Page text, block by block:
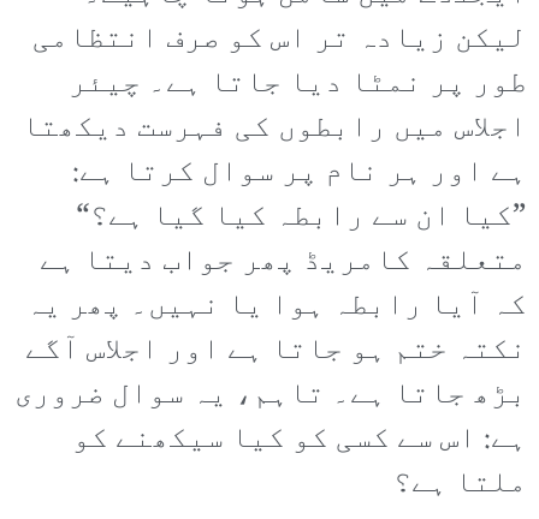
لیکن زیادہ تر اس کو صرف انتظامی
طور پر نمٹا دیا جاتا ہے۔ چیئر
اجلاس میں رابطوں کی فہرست دیکھتا
ہے اور ہر نام پر سوال کرتا ہے:
”کیا ان سے رابطہ کیا گیا ہے؟“
متعلقہ کامریڈ پھر جواب دیتا ہے
کہ آیا رابطہ ہوا یا نہیں۔ پھر یہ
نکتہ ختم ہو جاتا ہے اور اجلاس آگے
بڑھ جاتا ہے۔ تاہم، یہ سوال ضروری
ہے: اس سے کسی کو کیا سیکھنے کو
ملتا ہے؟